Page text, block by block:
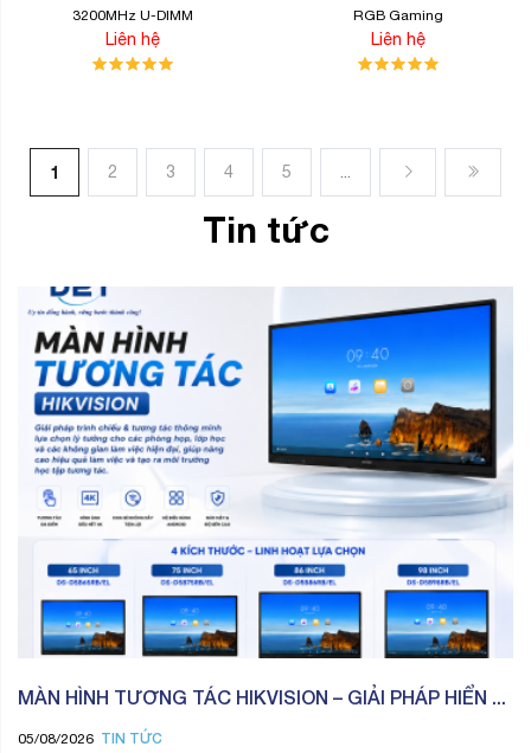
3200MHz U-DIMM
Liên hệ
RGB Gaming
Liên hệ
1 2 3 4 5
Tin tức
MÀN HÌNH TƯƠNG TÁC HIKVISION – GIẢI PHÁP HIỂN ...
05/08/2026 TIN TỨC